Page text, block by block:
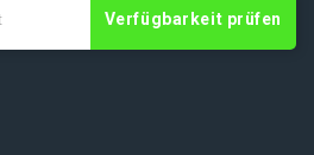
Verfügbarkeit prüfen